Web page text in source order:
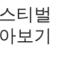
티벌
보기